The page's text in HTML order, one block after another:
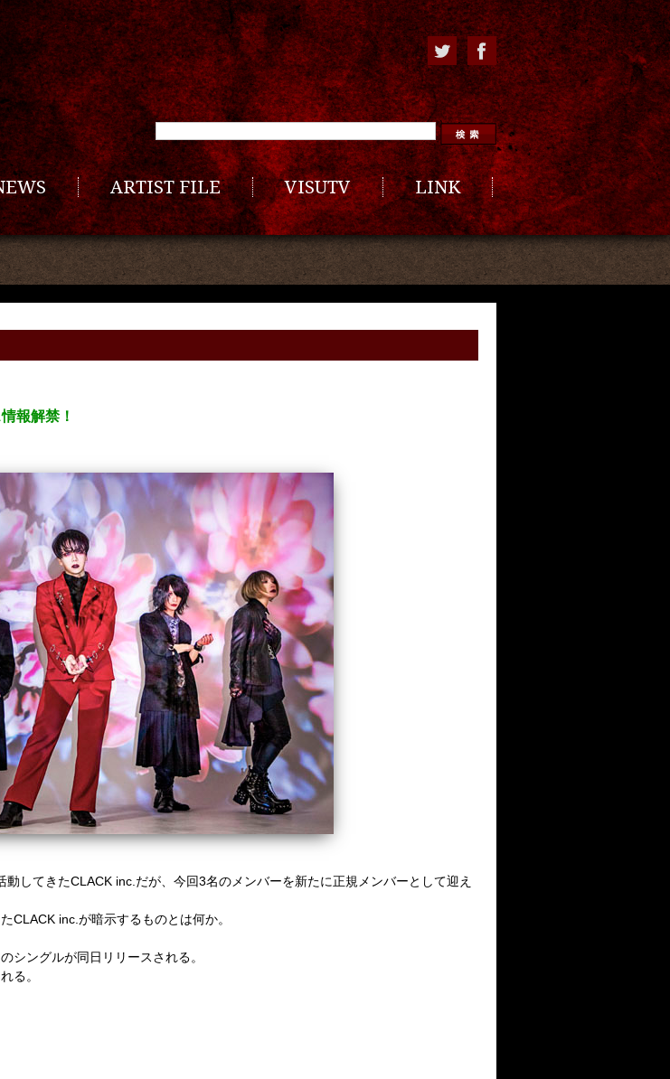
ARTIST FILE VISUTV LINK
報解禁！
動してきたCLACK inc. だが、今回3名のメンバーを新たに正規メンバーとして迎え
CLACK inc. が暗示するものとは何か。
シングルが同日リリースされる。
る。